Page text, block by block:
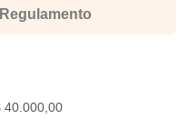
40.000,00